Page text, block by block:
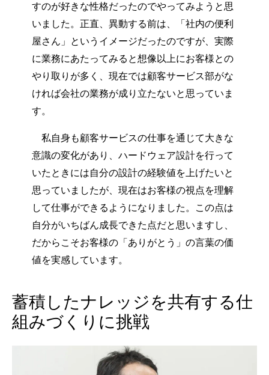
すのが好きな性格だったのでやってみようと思
いました。正直、異動する前は、「社内の便利
屋さん」というイメージだったのですが、実際
に業務にあたってみると想像以上にお客様との
やり取りが多く、現在では顧客サービス部がな
ければ会社の業務が成り立たないと思っていま
す。
私自身も顧客サービスの仕事を通じて大きな
意識の変化があり、ハードウェア設計を行って
いたときには自分の設計の経験値を上げたいと
思っていましたが、現在はお客様の視点を理解
して仕事ができるようになりました。この点は
自分がいちばん成長できた点だと思いますし、
だからこそお客様の「ありがとう」の言葉の価
値を実感しています。
蓄積したナレッジを共有する仕
組みづくりに挑戦